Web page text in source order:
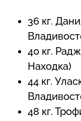
36 кг.
40 кг.
Находка)
44 кг.
48 кг.